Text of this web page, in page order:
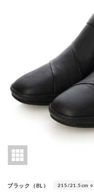
ブラック（BL） 215/21.5cm ○